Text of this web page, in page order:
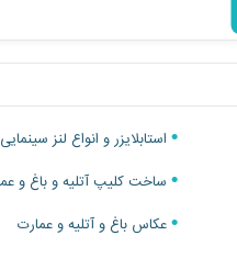
استابلایزر و انواع لنز سینمایی
ساخت کلیپ آتلیه و باغ و
عکاس باغ و آتلیه و عمارت